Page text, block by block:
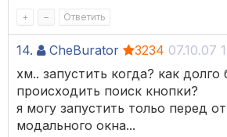
+ – Ответить
14. CheBurator 3234 07.10.07
хм.. запустить когда? как долго
происходить поиск кнопки?
я могу запустить тольо перед
модального окна...